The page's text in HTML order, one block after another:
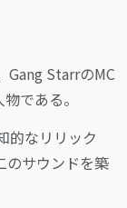
Gang StarrのMC
である。
的なリリック
のサウンドを築